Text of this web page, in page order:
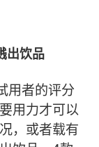
出饮品
用者的评分
用力才可以
，或者载有